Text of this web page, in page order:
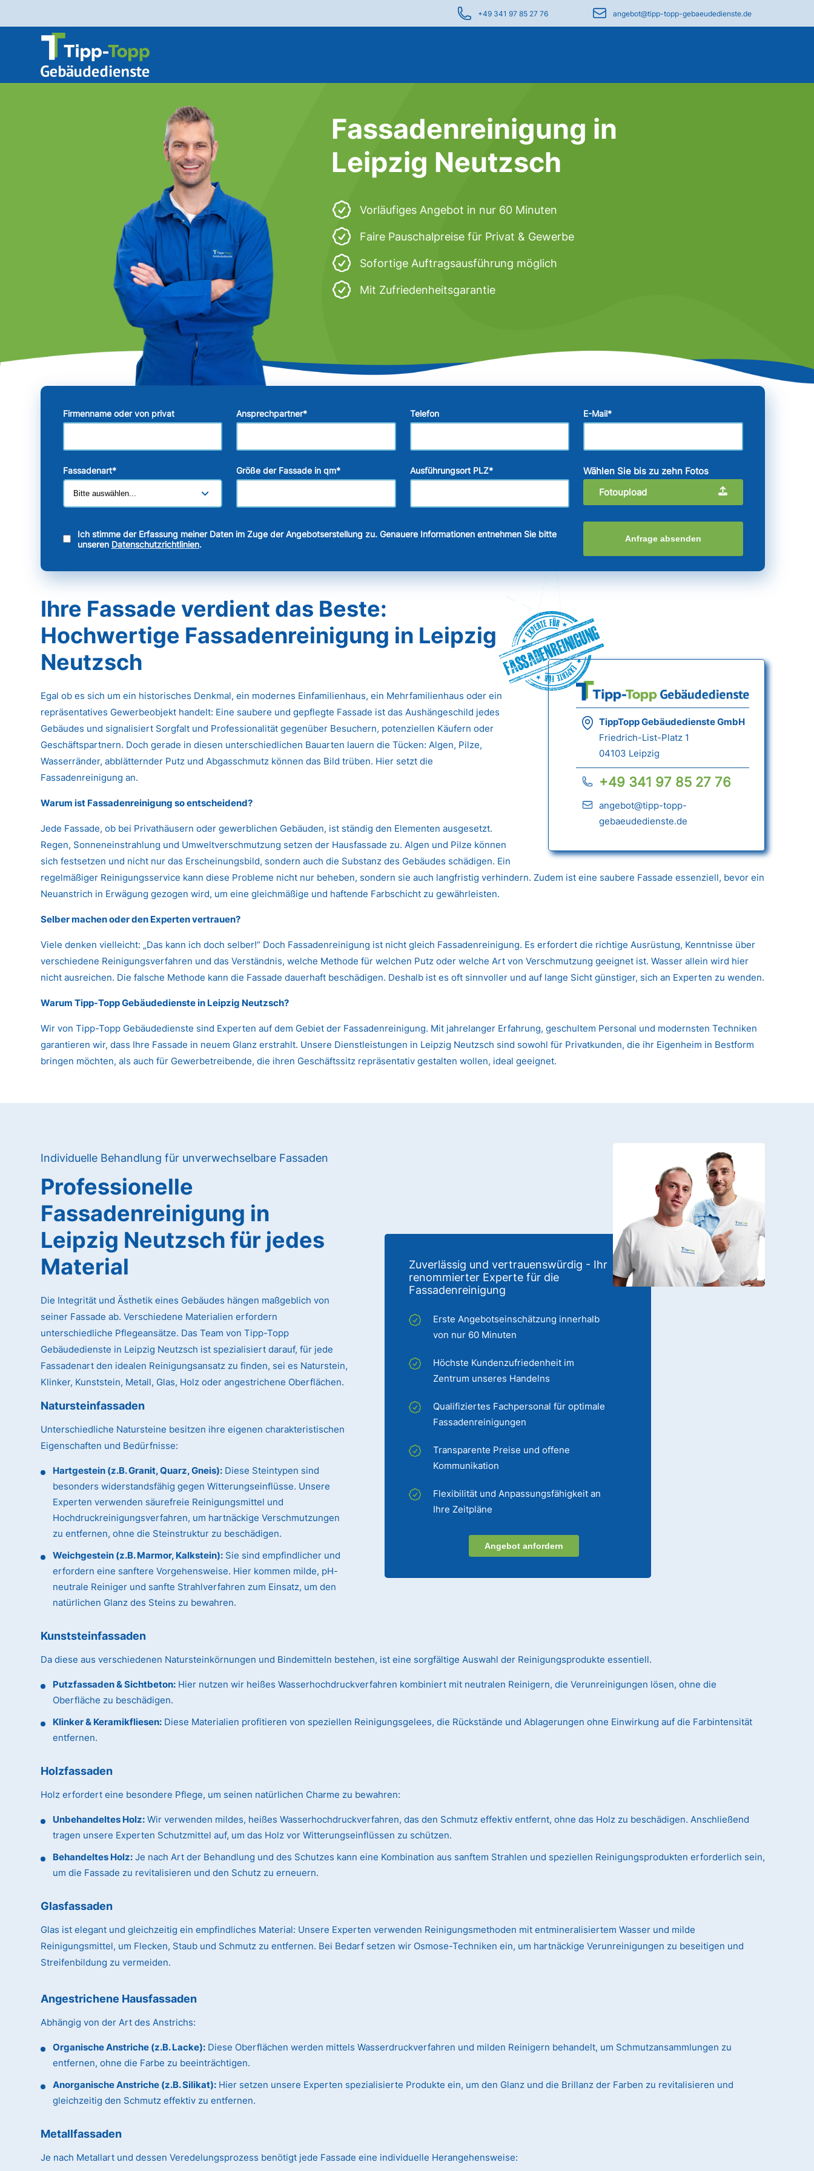
+49 341 97 85 27 76 angebot@tipp-topp-gebaeudedienste.de
Fassadenreinigung in
Leipzig Neutzsch
Vorläufiges Angebot in nur 60 Minuten
Faire Pauschalpreise für Privat & Gewerbe
Sofortige Auftragsausführung möglich
Mit Zufriedenheitsgarantie
Firmenname oder von privat Ansprechpartner* Telefon E-Mail*
Fassadenart* Größe der Fassade in qm* Ausführungsort PLZ*
Wählen Sie bis zu zehn Fotos
Fotoupload
Ich stimme der Erfassung meiner Daten im Zuge der Angebotserstellung zu. Genauere Informationen entnehmen Sie bitte
unseren Datenschutzrichtlinien.
Anfrage absenden
Ihre Fassade verdient das Beste:
Hochwertige Fassadenreinigung in Leipzig
Neutzsch
Fassadenreinigung
TippTopp Gebäudedienste GmbH
Friedrich-List-Platz 1
04103 Leipzig
+49 341 97 85 27 76
angebot@tipp-topp-
gebaeudedienste.de
Egal ob es sich um ein historisches Denkmal, ein modernes Einfamilienhaus, ein Mehrfamilienhaus oder ein
repräsentatives Gewerbeobjekt handelt: Eine saubere und gepflegte Fassade ist das Aushängeschild jedes
Gebäudes und signalisiert Sorgfalt und Professionalität gegenüber Besuchern, potenziellen Käufern oder
Geschäftspartnern. Doch gerade in diesen unterschiedlichen Bauarten lauern die Tücken: Algen, Pilze,
Wasserränder, abblätternder Putz und Abgasschmutz können das Bild trüben. Hier setzt die
Fassadenreinigung an.
Warum ist Fassadenreinigung so entscheidend?
Jede Fassade, ob bei Privathäusern oder gewerblichen Gebäuden, ist ständig den Elementen ausgesetzt.
Regen, Sonneneinstrahlung und Umweltverschmutzung setzen der Hausfassade zu. Algen und Pilze können
sich festsetzen und nicht nur das Erscheinungsbild, sondern auch die Substanz des Gebäudes schädigen. Ein
regelmäßiger Reinigungsservice kann diese Probleme nicht nur beheben, sondern sie auch langfristig verhindern. Zudem ist eine saubere Fassade essenziell, bevor ein
Neuanstrich in Erwägung gezogen wird, um eine gleichmäßige und haftende Farbschicht zu gewährleisten.
Selber machen oder den Experten vertrauen?
Viele denken vielleicht: „Das kann ich doch selber!“ Doch Fassadenreinigung ist nicht gleich Fassadenreinigung. Es erfordert die richtige Ausrüstung, Kenntnisse über
verschiedene Reinigungsverfahren und das Verständnis, welche Methode für welchen Putz oder welche Art von Verschmutzung geeignet ist. Wasser allein wird hier
nicht ausreichen. Die falsche Methode kann die Fassade dauerhaft beschädigen. Deshalb ist es oft sinnvoller und auf lange Sicht günstiger, sich an Experten zu wenden.
Warum Tipp-Topp Gebäudedienste in Leipzig Neutzsch?
Wir von Tipp-Topp Gebäudedienste sind Experten auf dem Gebiet der Fassadenreinigung. Mit jahrelanger Erfahrung, geschultem Personal und modernsten Techniken
garantieren wir, dass Ihre Fassade in neuem Glanz erstrahlt. Unsere Dienstleistungen in Leipzig Neutzsch sind sowohl für Privatkunden, die ihr Eigenheim in Bestform
bringen möchten, als auch für Gewerbetreibende, die ihren Geschäftssitz repräsentativ gestalten wollen, ideal geeignet.
Individuelle Behandlung für unverwechselbare Fassaden
Zuverlässig und vertrauenswürdig - Ihr
renommierter Experte für die
Fassadenreinigung
Erste Angebotseinschätzung innerhalb
von nur 60 Minuten
Höchste Kundenzufriedenheit im
Zentrum unseres Handelns
Qualifiziertes Fachpersonal für optimale
Fassadenreinigungen
Transparente Preise und offene
Kommunikation
Flexibilität und Anpassungsfähigkeit an
Ihre Zeitpläne
Angebot anfordern
Professionelle
Fassadenreinigung in
Leipzig Neutzsch für jedes
Material
Die Integrität und Ästhetik eines Gebäudes hängen maßgeblich von
seiner Fassade ab. Verschiedene Materialien erfordern
unterschiedliche Pflegeansätze. Das Team von Tipp-Topp
Gebäudedienste in Leipzig Neutzsch ist spezialisiert darauf, für jede
Fassadenart den idealen Reinigungsansatz zu finden, sei es Naturstein,
Klinker, Kunststein, Metall, Glas, Holz oder angestrichene Oberflächen.
Natursteinfassaden
Unterschiedliche Natursteine besitzen ihre eigenen charakteristischen
Eigenschaften und Bedürfnisse:
Hartgestein (z.B. Granit, Quarz, Gneis): Diese Steintypen sind
besonders widerstandsfähig gegen Witterungseinflüsse. Unsere
Experten verwenden säurefreie Reinigungsmittel und
Hochdruckreinigungsverfahren, um hartnäckige Verschmutzungen
zu entfernen, ohne die Steinstruktur zu beschädigen.
Weichgestein (z.B. Marmor, Kalkstein): Sie sind empfindlicher und
erfordern eine sanftere Vorgehensweise. Hier kommen milde, pH-
neutrale Reiniger und sanfte Strahlverfahren zum Einsatz, um den
natürlichen Glanz des Steins zu bewahren.
Kunststeinfassaden
Da diese aus verschiedenen Natursteinkörnungen und Bindemitteln bestehen, ist eine sorgfältige Auswahl der Reinigungsprodukte essentiell.
Putzfassaden & Sichtbeton: Hier nutzen wir heißes Wasserhochdruckverfahren kombiniert mit neutralen Reinigern, die Verunreinigungen lösen, ohne die
Oberfläche zu beschädigen.
Klinker & Keramikfliesen: Diese Materialien profitieren von speziellen Reinigungsgelees, die Rückstände und Ablagerungen ohne Einwirkung auf die Farbintensität
entfernen.
Holzfassaden
Holz erfordert eine besondere Pflege, um seinen natürlichen Charme zu bewahren:
Unbehandeltes Holz: Wir verwenden mildes, heißes Wasserhochdruckverfahren, das den Schmutz effektiv entfernt, ohne das Holz zu beschädigen. Anschließend
tragen unsere Experten Schutzmittel auf, um das Holz vor Witterungseinflüssen zu schützen.
Behandeltes Holz: Je nach Art der Behandlung und des Schutzes kann eine Kombination aus sanftem Strahlen und speziellen Reinigungsprodukten erforderlich sein,
um die Fassade zu revitalisieren und den Schutz zu erneuern.
Glasfassaden
Glas ist elegant und gleichzeitig ein empfindliches Material: Unsere Experten verwenden Reinigungsmethoden mit entmineralisiertem Wasser und milde
Reinigungsmittel, um Flecken, Staub und Schmutz zu entfernen. Bei Bedarf setzen wir Osmose-Techniken ein, um hartnäckige Verunreinigungen zu beseitigen und
Streifenbildung zu vermeiden.
Angestrichene Hausfassaden
Abhängig von der Art des Anstrichs:
Organische Anstriche (z.B. Lacke): Diese Oberflächen werden mittels Wasserdruckverfahren und milden Reinigern behandelt, um Schmutzansammlungen zu
entfernen, ohne die Farbe zu beeinträchtigen.
Anorganische Anstriche (z.B. Silikat): Hier setzen unsere Experten spezialisierte Produkte ein, um den Glanz und die Brillanz der Farben zu revitalisieren und
gleichzeitig den Schmutz effektiv zu entfernen.
Metallfassaden
Je nach Metallart und dessen Veredelungsprozess benötigt jede Fassade eine individuelle Herangehensweise: